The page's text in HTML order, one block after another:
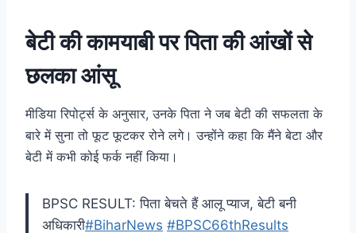
बेटी की कामयाबी पर पिता की आंखों से
छलका आंसू
मीडिया रिपोर्ट्स के अनुसार, उनके पिता ने जब बेटी की सफलता के
बारे में सुना तो फूट फूटकर रोने लगे। उन्होंने कहा कि मैंने बेटा और
बेटी में कभी कोई फर्क नहीं किया।
BPSC RESULT: पिता बेचते हैं आलू प्याज, बेटी बनी
अधिकारी#BiharNews #BPSC66thResults